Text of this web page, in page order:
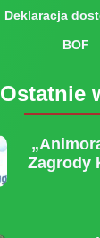
Deklaracja
BOF
Ostatnie
Zagrody